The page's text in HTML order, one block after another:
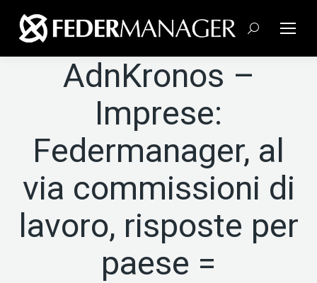
Cerca:
AdnKronos –
Imprese:
Federmanager, al
via commissioni di
lavoro, risposte per
paese =